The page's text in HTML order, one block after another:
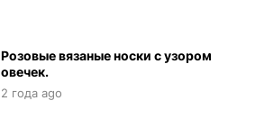
Розовые вязаные носки с узором
овечек.
2 года ago